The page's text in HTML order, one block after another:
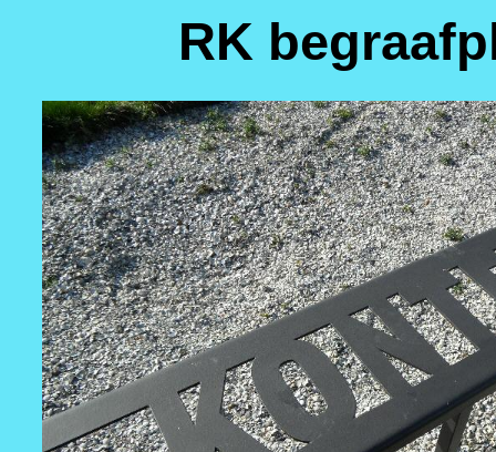
RK